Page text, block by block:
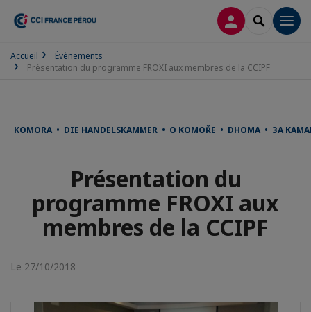
CONNEXION
Accueil
Évènements
Présentation du programme FROXI aux membres de la CCIPF
KOMORA • DIE HANDELSKAMMER • O KOMOŘE • DHOMA • ЗА
Présentation du
programme FROXI aux
membres de la CCIPF
Le 27/10/2018